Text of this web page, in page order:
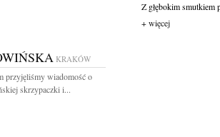
KRAKÓW
przyjęliśmy wiadomość o
skrzypaczki i...
Z głębokim smutkiem
+ więcej